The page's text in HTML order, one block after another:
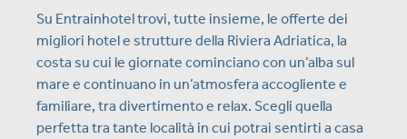
Su Entrainhotel trovi, tutte insieme, le offerte dei
migliori hotel e strutture della Riviera Adriatica, la
costa su cui le giornate cominciano con un’alba sul
mare e continuano in un’atmosfera accogliente e
familiare, tra divertimento e relax. Scegli quella
perfetta tra tante località in cui potrai sentirti a casa